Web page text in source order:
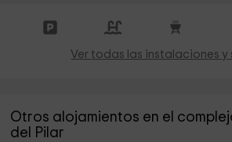
Ver todas las instalaciones y
Otros alojamientos en el
del Pilar